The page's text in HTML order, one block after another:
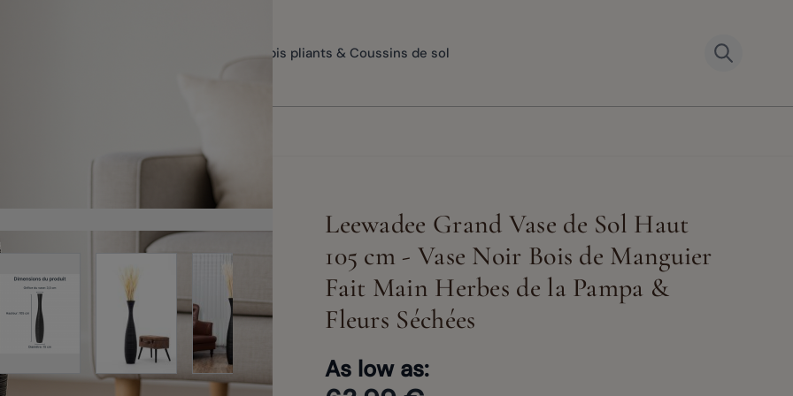
Tapis pliants & Coussins de sol
image
View larger image
View larger imageView larger image
View larger image
View larger imageView larger imageView larger image
Leewadee Grand Vase de Sol Haut
105 cm - Vase Noir Bois de Manguier
Fait Main Herbes de la Pampa &
Fleurs Séchées
As low as: